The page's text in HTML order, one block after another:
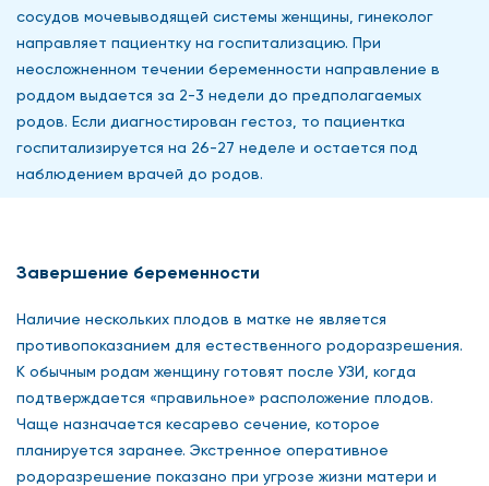
сосудов мочевыводящей системы женщины, гинеколог
направляет пациентку на госпитализацию. При
неосложненном течении беременности направление в
роддом выдается за 2-3 недели до предполагаемых
родов. Если диагностирован гестоз, то пациентка
госпитализируется на 26-27 неделе и остается под
наблюдением врачей до родов.
Завершение беременности
Наличие нескольких плодов в матке не является
противопоказанием для естественного родоразрешения.
К обычным родам женщину готовят после УЗИ, когда
подтверждается «правильное» расположение плодов.
Чаще назначается кесарево сечение, которое
планируется заранее. Экстренное оперативное
родоразрешение показано при угрозе жизни матери и